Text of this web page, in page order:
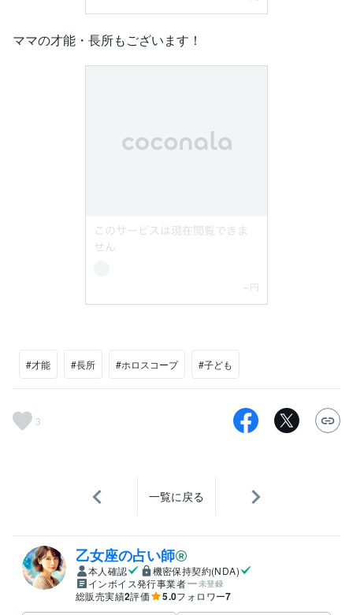
ママの才能・長所もございます！
#才能 #長所 #ホロスコープ #子ども
3
一覧に戻る
乙女座の占い師
本人確認
機密保持契約(NDA)
インボイス発行事業者
未登録
総販売実績2評価 5.0フォロワー7